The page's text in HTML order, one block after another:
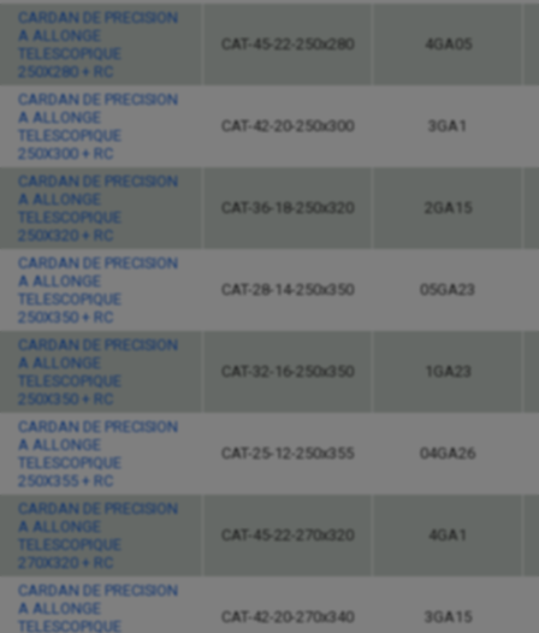
CARDAN DE PRECISION
A ALLONGE
TELESCOPIQUE
250X280 + RC
CAT-45-22-250x280 4GA05
CARDAN DE PRECISION
A ALLONGE
TELESCOPIQUE
250X300 + RC
CAT-42-20-250x300 3GA1
CARDAN DE PRECISION
A ALLONGE
TELESCOPIQUE
250X320 + RC
CAT-36-18-250x320 2GA15
CARDAN DE PRECISION
A ALLONGE
TELESCOPIQUE
250X350 + RC
CAT-28-14-250x350 05GA23
CARDAN DE PRECISION
A ALLONGE
TELESCOPIQUE
250X350 + RC
CAT-32-16-250x350 1GA23
CARDAN DE PRECISION
A ALLONGE
TELESCOPIQUE
250X355 + RC
CAT-25-12-250x355 04GA26
CARDAN DE PRECISION
A ALLONGE
TELESCOPIQUE
270X320 + RC
CAT-45-22-270x320 4GA1
CARDAN DE PRECISION
A ALLONGE
TELESCOPIQUE
CAT-42-20-270x340 3GA15